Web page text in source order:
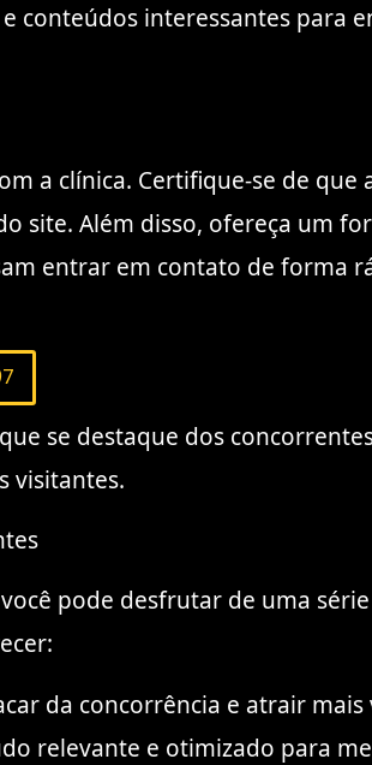
conteúdos interessantes para
a clínica. Certifique-se de que
site. Além disso, ofereça um
entrar em contato de forma
se destaque dos
visitantes.
pode desfrutar de uma
da concorrência e atrair
relevante e otimizado para